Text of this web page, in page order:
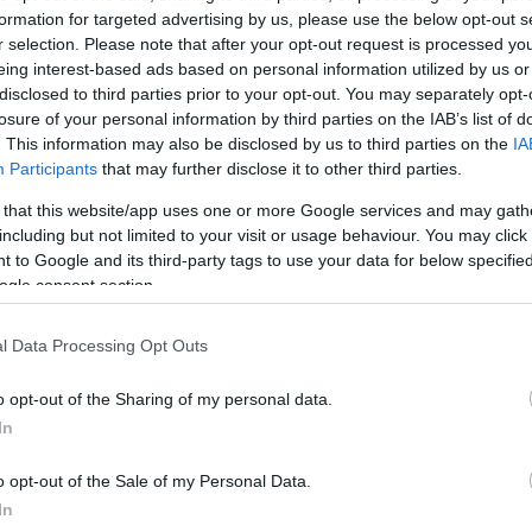
for targeted advertising by us, please use the below opt-out
selection. Please note that after your opt-out request is processed
interest-based ads based on personal information utilized by us
to third parties prior to your opt-out. You may separately
of your personal information by third parties on the IAB’s list of
This information may also be disclosed by us to third parties on the
Participants that may further disclose it to other third parties.
that this website/app uses one or more Google services and may
but not limited to your visit or usage behaviour. You may
to Google and its third-party tags to use your data for below
consent section.
Data Processing Opt Outs
opt-out of the Sharing of my personal data.
opt-out of the Sale of my Personal Data.
τερματίσουν δεύτεροι, τότε δεδομένα ο
έναν γύρο.